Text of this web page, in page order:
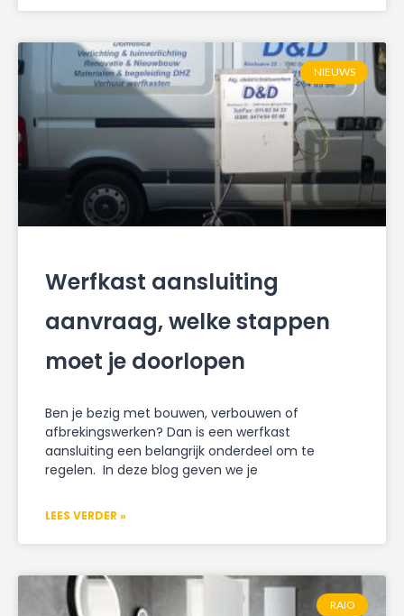
NIEUWS
Werfkast aansluiting
aanvraag, welke stappen
moet je doorlopen
Ben je bezig met bouwen, verbouwen of
afbrekingswerken? Dan is een werfkast
aansluiting een belangrijk onderdeel om te
regelen. In deze blog geven we je
LEES VERDER »
RAIO